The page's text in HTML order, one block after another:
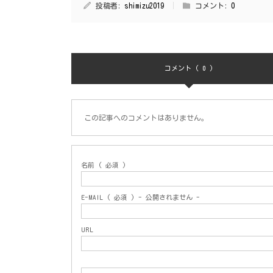
投稿者: shimizu2019 コメント: 0
コメント ( 0 )
この記事へのコメントはありません。
名前 ( 必須 )
E-MAIL ( 必須 ) - 公開されません -
URL